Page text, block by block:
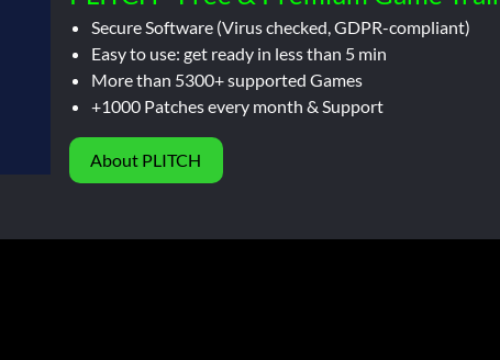
Secure Software (Virus checked, GDPR-compliant)
Easy to use: get ready in less than 5 min
More than 5300+ supported Games
+1000 Patches every month & Support
About PLITCH